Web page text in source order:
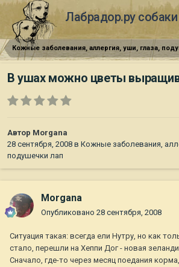
Лабрадор.ру
В ушах можно цветы
Автор Morgana
28 сентября, 2008 в Кожные заболевания,
подушечки лап
Morgana
Опубликовано 28 сентября, 2008
Ситуация такая: всегда ели Нутру, но как
стало, перешли на Хеппи Дог - новая
Сначало, где-то через месяц поедания